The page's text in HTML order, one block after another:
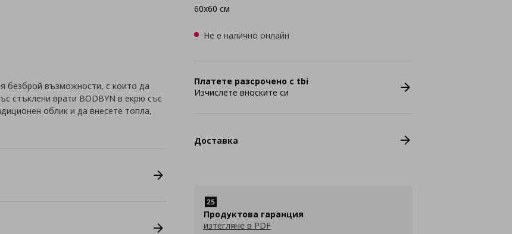
60x60 см
Не е налично онлайн
Платете разсрочено с tbi
Изчислете вноските си
Доставка
Продуктова гаранция
изтегляне в PDF
безброй възможности, с които да
стъклени врати BODBYN в екрю със
облик и да внесете топла,